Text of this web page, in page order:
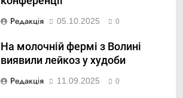
Редакція 05.10.2025 0
На молочній фермі з Волині
виявили лейкоз у худоби
Редакція 11.09.2025 0